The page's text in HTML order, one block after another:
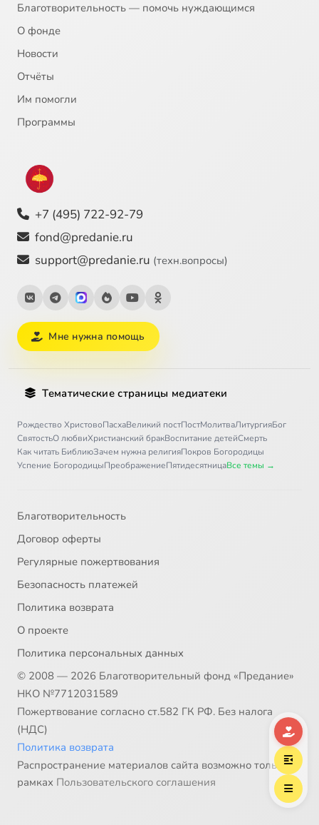
Благотворительность — помочь нуждающимся
О фонде
Новости
Отчёты
Им помогли
Программы
+7 (495) 722-92-79
fond@predanie.ru
support@predanie.ru (техн.вопросы)
Мне нужна помощь
Тематические страницы медиатеки
Рождество ХристовоПасхаВеликий постПостМолитваЛитургияБог
СвятостьО любвиХристианский бракВоспитание детейСмерть
Как читать БиблиюЗачем нужна религияПокров Богородицы
Успение БогородицыПреображениеПятидесятницаВсе темы →
Благотворительность
Договор оферты
Регулярные пожертвования
Безопасность платежей
Политика возврата
О проекте
Политика персональных данных
© 2008 — 2026 Благотворительный фонд «Предание»
НКО №7712031589
Пожертвование согласно ст.582 ГК РФ. Без налога
(НДС)
Политика возврата
Распространение материалов сайта возможно только в
рамках Пользовательского соглашения